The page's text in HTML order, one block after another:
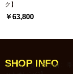
ク】
￥63,800
ホーム::きもの小物
SHOP INFO